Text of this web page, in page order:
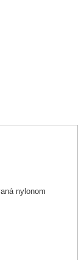
nylonom